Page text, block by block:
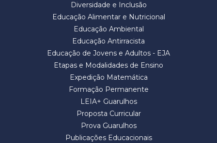
Diversidade e Inclusão
Educação Alimentar e Nutricional
Educação Ambiental
Educação Antirracista
Educação de Jovens e Adultos - EJA
Etapas e Modalidades de Ensino
Expedição Matemática
Formação Permanente
LEIA+ Guarulhos
Proposta Curricular
Prova Guarulhos
Publicações Educacionais